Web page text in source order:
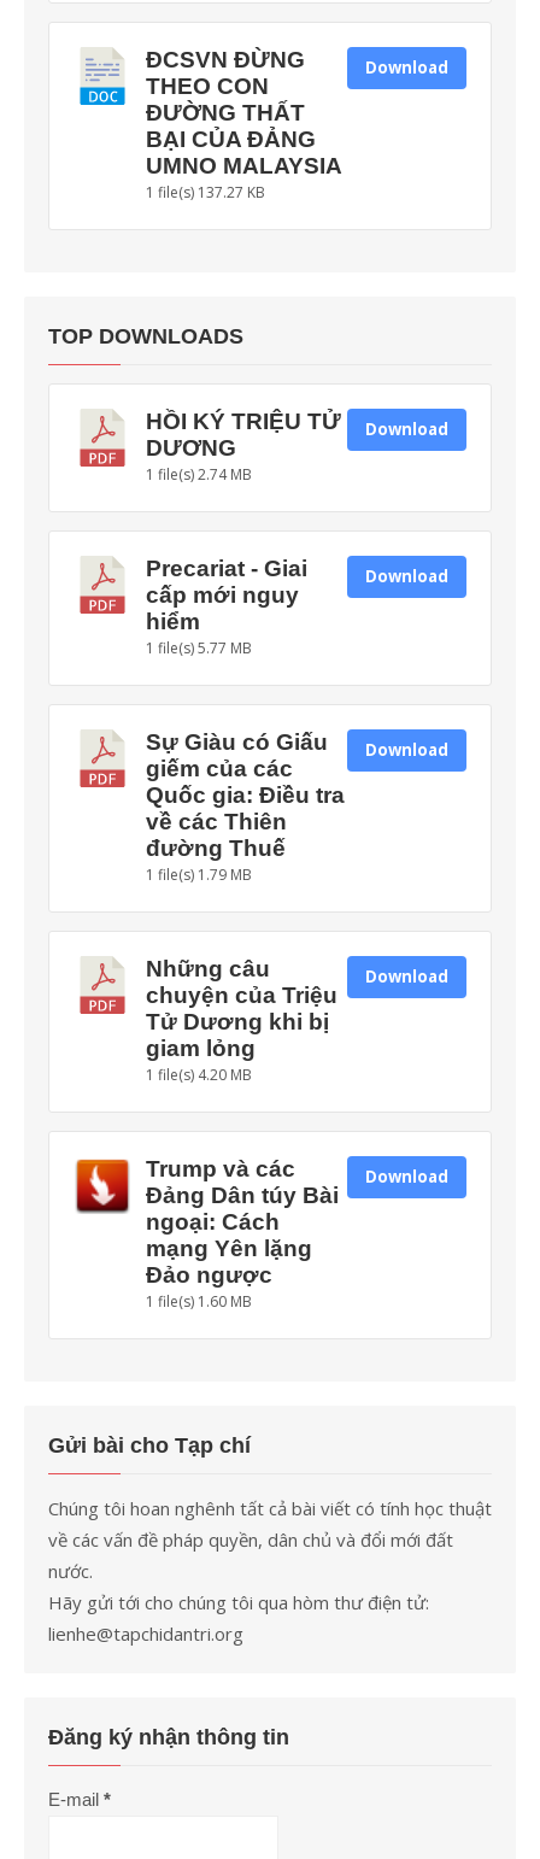
ĐCSVN ĐỪNG
THEO CON
ĐƯỜNG THẤT
BẠI CỦA ĐẢNG
UMNO MALAYSIA
1 file(s) 137.27 KB
Download
TOP DOWNLOADS
HỒI KÝ TRIỆU TỬ
DƯƠNG
1 file(s)2.74 MB
Download
Precariat - Giai
cấp mới nguy
hiểm
1 file(s)5.77 MB
Download
Sự Giàu có Giấu
giếm của các
Quốc gia: Điều tra
về các Thiên
đường Thuế
1 file(s) 1.79 MB
Download
Những câu
chuyện của Triệu
Tử Dương khi bị
giam lỏng
1 file(s) 4.20 MB
Download
Trump và các
Đảng Dân túy Bài
ngoại: Cách
mạng Yên lặng
Đảo ngược
1 file(s) 1.60 MB
Download
Gửi bài cho Tạp chí
Chúng tôi hoan nghênh tất cả bài viết có tính học thuật
về các vấn đề pháp quyền, dân chủ và đổi mới đất
nước.
Hãy gửi tới cho chúng tôi qua hòm thư điện tử:
lienhe@tapchidantri.org
Đăng ký nhận thông tin
E-mail *